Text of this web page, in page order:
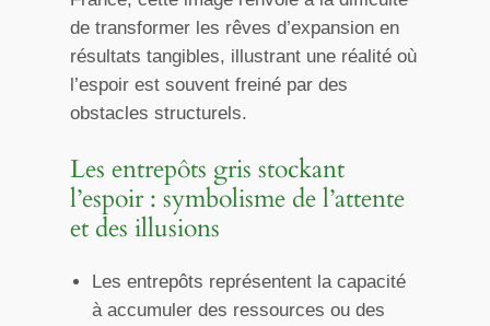
de transformer les rêves d’expansion en
résultats tangibles, illustrant une réalité où
l’espoir est souvent freiné par des
obstacles structurels.
Les entrepôts gris stockant
l’espoir : symbolisme de l’attente
et des illusions
Les entrepôts représentent la capacité
à accumuler des ressources ou des